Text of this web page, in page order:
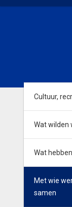
Cultuur,
Wat wilden
Wat
Met wie
samen